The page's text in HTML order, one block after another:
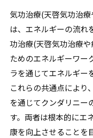
気功治療(天啓気功治
は、エネルギーの流れ
功治療(天啓気功治療
ためのエネルギーワー
ラを通じてエネルギー
これらの共通点により
を通じてクンダリニー
す。両者は根本的にエ
康を向上させることを